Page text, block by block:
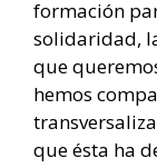
formación
solidaridad,
que
hemos
que ésta ha